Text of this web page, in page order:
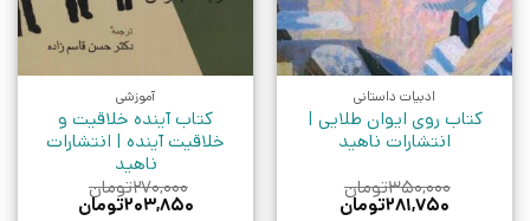
ادبیات داستانی
کتاب روی ایوان طلایی |
انتشارات ناهید
۳۵۰,۰۰۰تومان
قیمت
۲۸۱,۷۵۰تومان
آموزشی
کتاب آینده خلاقیت و
خلاقیت آینده | انتشارات
ناهید
۲۷۰,۰۰۰تومان
قیمت
۲۰۳,۸۵۰تومان